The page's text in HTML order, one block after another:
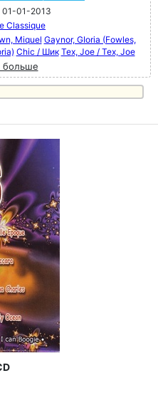
01-01-2013
Classique
Miquel Gaynor, GIoria (Fowles,
Chic / Шик Tex, Joe / Tex, Joe
больше